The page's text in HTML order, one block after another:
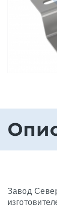
Завод